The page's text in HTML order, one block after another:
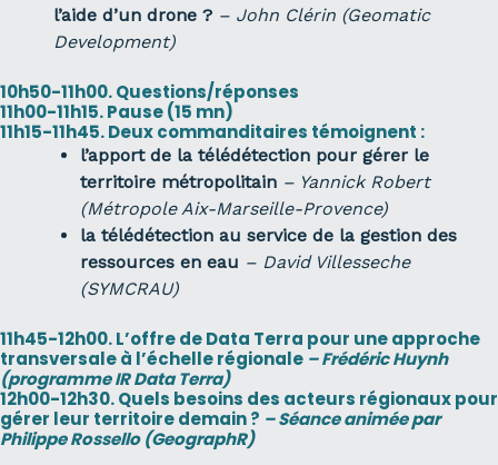
l’aide d’un drone ? – John Clérin (Geomatic
Development)
10h50-11h00. Questions/réponses
11h00-11h15. Pause (15 mn)
11h15-11h45. Deux commanditaires témoignent :
l’apport de la télédétection pour gérer le
territoire métropolitain – Yannick Robert
(Métropole Aix-Marseille-Provence)
la télédétection au service de la gestion des
ressources en eau – David Villesseche
(SYMCRAU)
11h45-12h00. L’offre de Data Terra pour une approche
transversale à l’échelle régionale – Frédéric Huynh
(programme IR Data Terra)
12h00-12h30. Quels besoins des acteurs régionaux pour
gérer leur territoire demain ? – Séance animée par
Philippe Rossello (GeographR)